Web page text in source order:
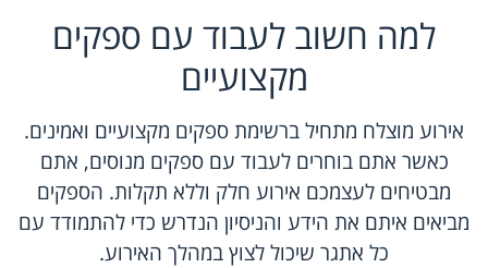
למה חשוב לעבוד עם ספקים
מקצועיים
אירוע מוצלח מתחיל ברשימת ספקים מקצועיים ואמינים.
כאשר אתם בוחרים לעבוד עם ספקים מנוסים, אתם
מבטיחים לעצמכם אירוע חלק וללא תקלות. הספקים
מביאים איתם את הידע והניסיון הנדרש כדי להתמודד עם
כל אתגר שיכול לצוץ במהלך האירוע.